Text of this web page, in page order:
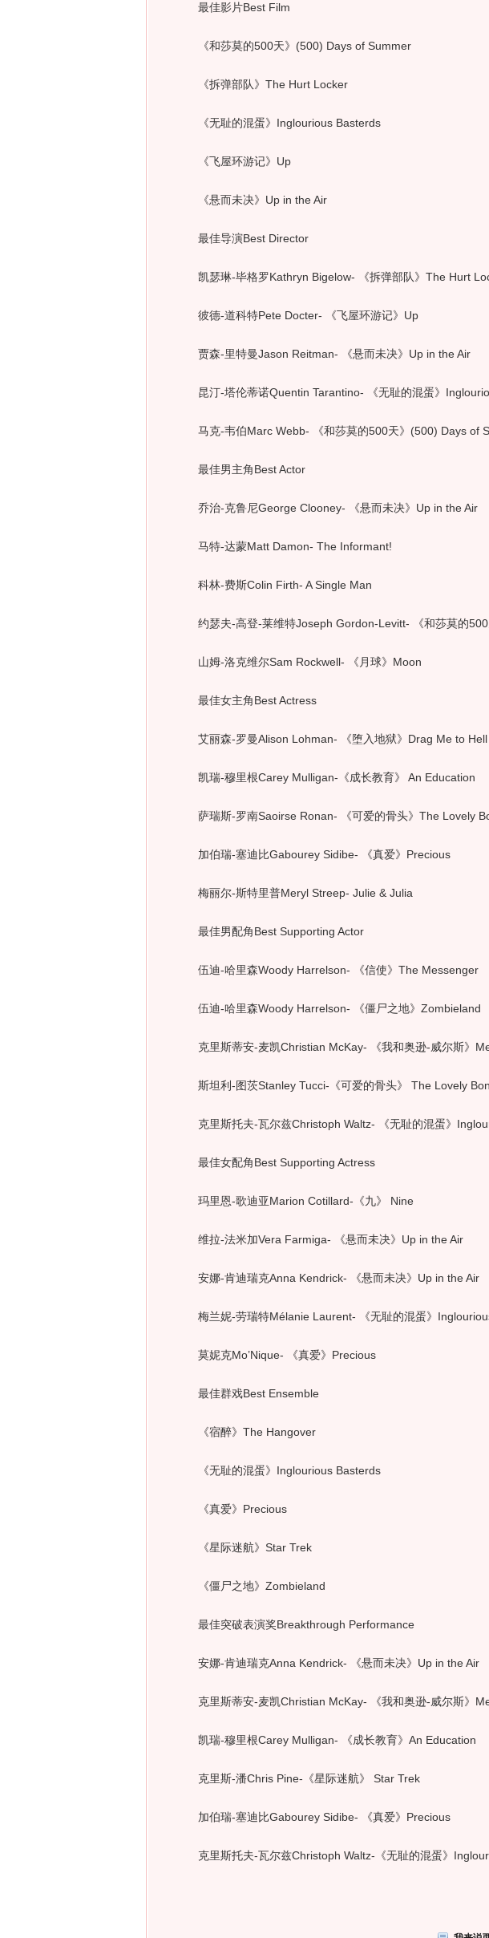
最佳影片Best Film
《和莎莫的500天》(500) Days of Summer
《拆弹部队》The Hurt Locker
《无耻的混蛋》Inglourious Basterds
《飞屋环游记》Up
《悬而未决》Up in the Air
最佳导演Best Director
凯瑟琳-毕格罗Kathryn Bigelow- 《拆弹部队》The Hurt
彼德-道科特Pete Docter- 《飞屋环游记》Up
贾森-里特曼Jason Reitman- 《悬而未决》Up in the Air
昆汀-塔伦蒂诺Quentin Tarantino- 《无耻的混蛋》
马克-韦伯Marc Webb- 《和莎莫的500天》(500) Days of
最佳男主角Best Actor
乔治-克鲁尼George Clooney- 《悬而未决》Up in the Air
马特-达蒙Matt Damon- The Informant!
科林-费斯Colin Firth- A Single Man
约瑟夫-高登-莱维特Joseph Gordon-Levitt- 《和莎莫的500
山姆-洛克维尔Sam Rockwell- 《月球》Moon
最佳女主角Best Actress
艾丽森-罗曼Alison Lohman- 《堕入地狱》Drag Me to Hell
凯瑞-穆里根Carey Mulligan-《成长教育》 An Education
萨瑞斯-罗南Saoirse Ronan- 《可爱的骨头》The Lovely
加伯瑞-塞迪比Gabourey Sidibe- 《真爱》Precious
梅丽尔-斯特里普Meryl Streep- Julie & Julia
最佳男配角Best Supporting Actor
伍迪-哈里森Woody Harrelson- 《信使》The Messenger
伍迪-哈里森Woody Harrelson- 《僵尸之地》Zombieland
克里斯蒂安-麦凯Christian McKay- 《我和奥逊-威尔斯》
斯坦利-图茨Stanley Tucci-《可爱的骨头》 The Lovely
克里斯托夫-瓦尔兹Christoph Waltz- 《无耻的混蛋》
最佳女配角Best Supporting Actress
玛里恩-歌迪亚Marion Cotillard-《九》 Nine
维拉-法米加Vera Farmiga- 《悬而未决》Up in the Air
安娜-肯迪瑞克Anna Kendrick- 《悬而未决》Up in the Air
梅兰妮-劳瑞特Mélanie Laurent- 《无耻的混蛋》
莫妮克Mo’Nique- 《真爱》Precious
最佳群戏Best Ensemble
《宿醉》The Hangover
《无耻的混蛋》Inglourious Basterds
《真爱》Precious
《星际迷航》Star Trek
《僵尸之地》Zombieland
最佳突破表演奖Breakthrough Performance
安娜-肯迪瑞克Anna Kendrick- 《悬而未决》Up in the Air
克里斯蒂安-麦凯Christian McKay- 《我和奥逊-威尔斯》
凯瑞-穆里根Carey Mulligan- 《成长教育》An Education
克里斯-潘Chris Pine-《星际迷航》 Star Trek
加伯瑞-塞迪比Gabourey Sidibe- 《真爱》Precious
克里斯托夫-瓦尔兹Christoph Waltz-《无耻的混蛋》